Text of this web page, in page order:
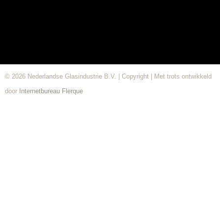
© 2026 Nederlandse Glasindustrie B.V. | Copyright | Met trots ontwikkeld
door Internetbureau Flerque